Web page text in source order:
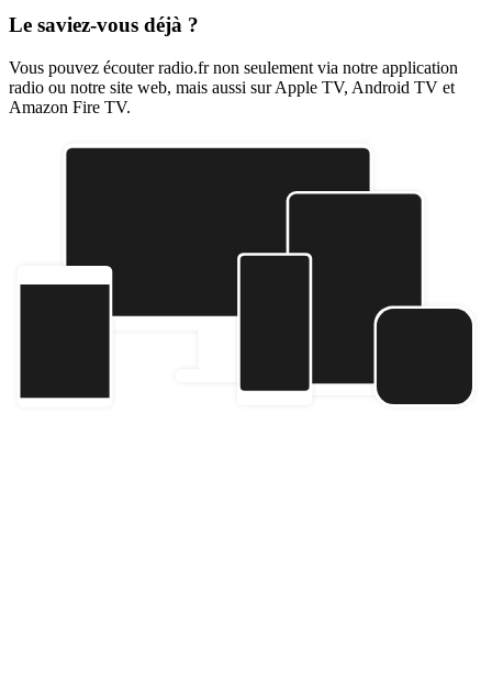
Le saviez-vous déjà ?
Vous pouvez écouter radio.fr non seulement via notre application
radio ou notre site web, mais aussi sur Apple TV, Android TV et
Amazon Fire TV.